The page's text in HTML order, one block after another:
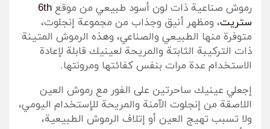
رموش صناعية ذات لون أسود طبيعي من موقع 6th
ستريت، ومظهر أنيق وجذاب من مجموعة إنجلوت،
متوفرة منها الطبيعي والصناعي، وهذه الرموش المتينة
ذات التركيبة الثابتة والمريحة لعينيك قابلة لإعادة
الاستخدام عدة مرات بنفس كفائتها ومرونتها.
إجعلي عينيك ساحرتين على الفور مع رموش العين
اللاصقة من إنجلوت الآمنة والمريحة للإستخدام اليومي،
ولا تسبب تهيج العين أو إتلاف الرموش الطبيعية،